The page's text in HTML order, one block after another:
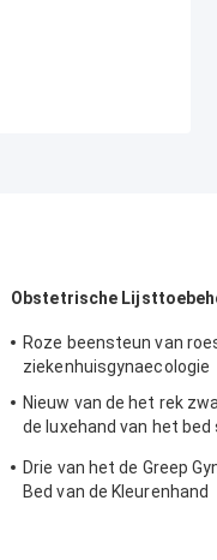
Obstetrische
Roze beensteun van
ziekenhuisgynaecologie
Nieuw van de het rek
de luxehand van het bed
Drie van het de Greep
Bed van de Kleurenhand